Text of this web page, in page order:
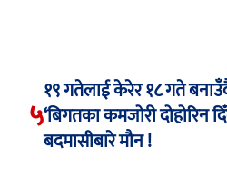
५
१९ गतेलाई केरेर १८ गते
‘बिगतका कमजोरी दोहोरिन
बदमासीबारे मौन !